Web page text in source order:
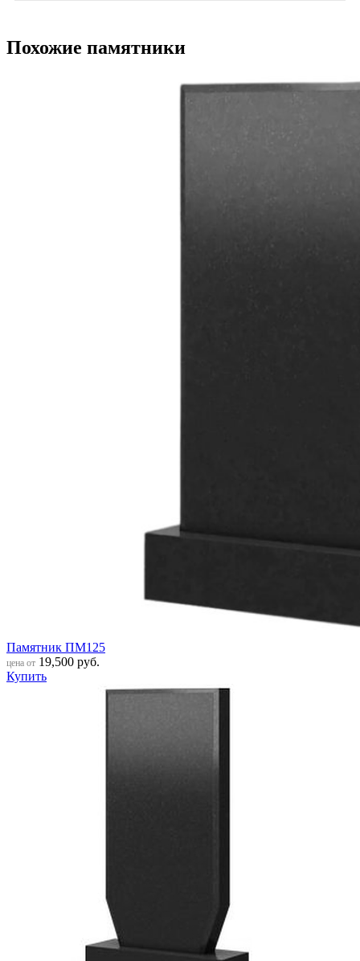
Похожие памятники
Памятник ПМ125
цена от 19,500 руб.
Купить